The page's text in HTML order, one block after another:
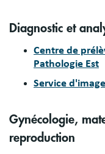
Diagnostic et
Centre de
Pathologie Est
Service
Gynécologie,
reproduction